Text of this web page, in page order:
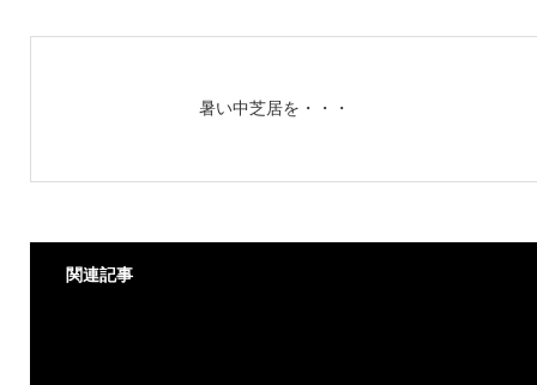
暑い中芝居を・・・
関連記事